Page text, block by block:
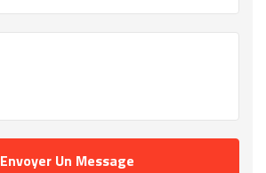
Envoyer Un Message